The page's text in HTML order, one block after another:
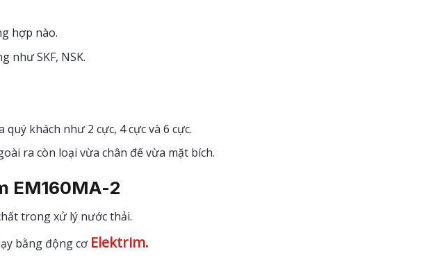
hợp nào.
như SKF, NSK.
khách như 2 cực, 4 cực và 6 cực.
ra còn loại vừa chân đế vừa mặt bích.
EM160MA-2
trong xử lý nước thải.
bằng động cơ Elektrim.